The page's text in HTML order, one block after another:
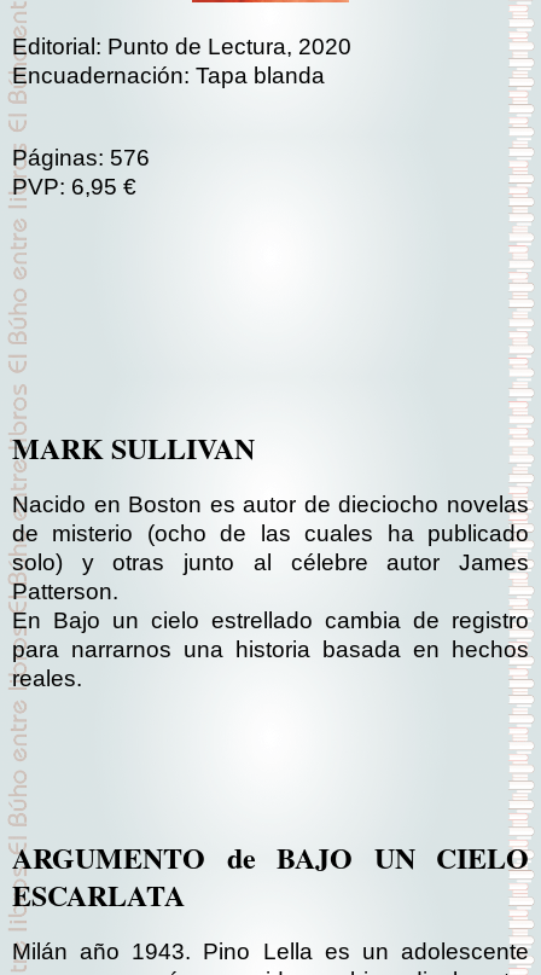
Editorial: Punto de Lectura, 2020
Encuadernación: Tapa blanda
Páginas: 576
PVP: 6,95 €
MARK SULLIVAN
Nacido en Boston es autor de dieciocho novelas
de misterio (ocho de las cuales ha publicado
solo) y otras junto al célebre autor James
Patterson.
En Bajo un cielo estrellado cambia de registro
para narrarnos una historia basada en hechos
reales.
ARGUMENTO de BAJO UN CIELO
ESCARLATA
Milán año 1943. Pino Lella es un adolescente